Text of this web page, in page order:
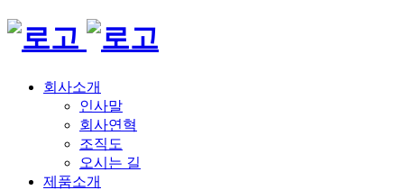
회사소개
인사말
회사연혁
조직도
오시는 길
제품소개